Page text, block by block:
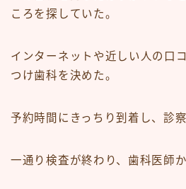
ころを探していた。
インターネットや近しい人の口
つけ歯科を決めた。
予約時間にきっちり到着し、診察
一通り検査が終わり、歯科医師